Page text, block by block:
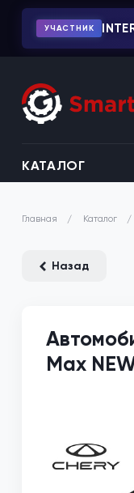
УЧАСТНИК
КАТАЛОГ
Главная Каталог
Назад
Max